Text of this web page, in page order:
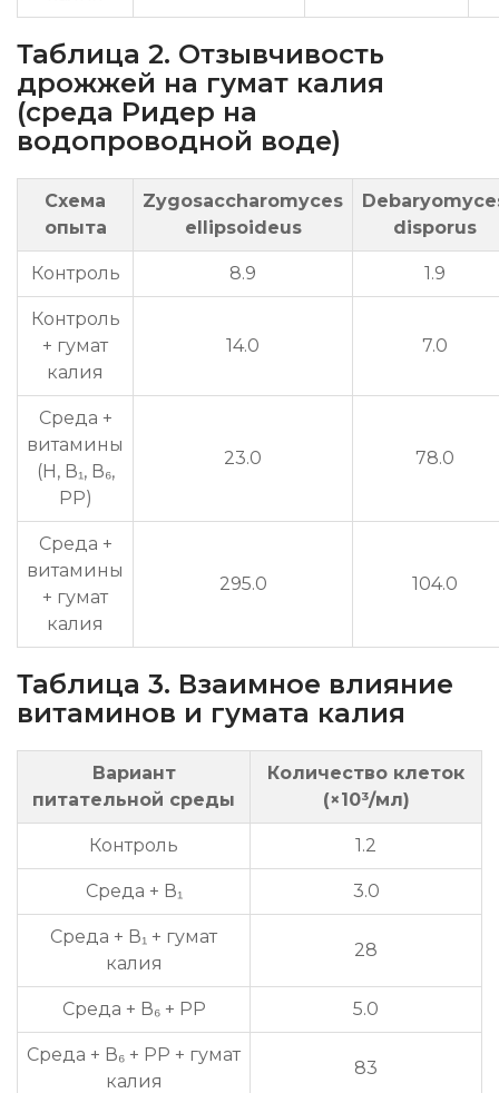
Таблица 2. Отзывчивость
дрожжей на гумат калия
(среда Ридер на
водопроводной воде)
Схема
опыта
Zygosaccharomyces
ellipsoideus
disporus
Контроль 8.9 1.9
Контроль
+ гумат
калия
14.0 7.0
Среда +
витамины
(Н, В₁, В₆,
РР)
23.0 78.0
Среда +
витамины
+ гумат
калия
295.0 104.0
Таблица 3. Взаимное влияние
витаминов и гумата калия
Вариант
питательной среды
Количество клеток
(×10³/мл)
Контроль 1.2
Среда + В₁ 3.0
Среда + В₁ + гумат
калия
28
Среда + В₆ + РР 5.0
Среда + В₆ + РР + гумат
калия
83